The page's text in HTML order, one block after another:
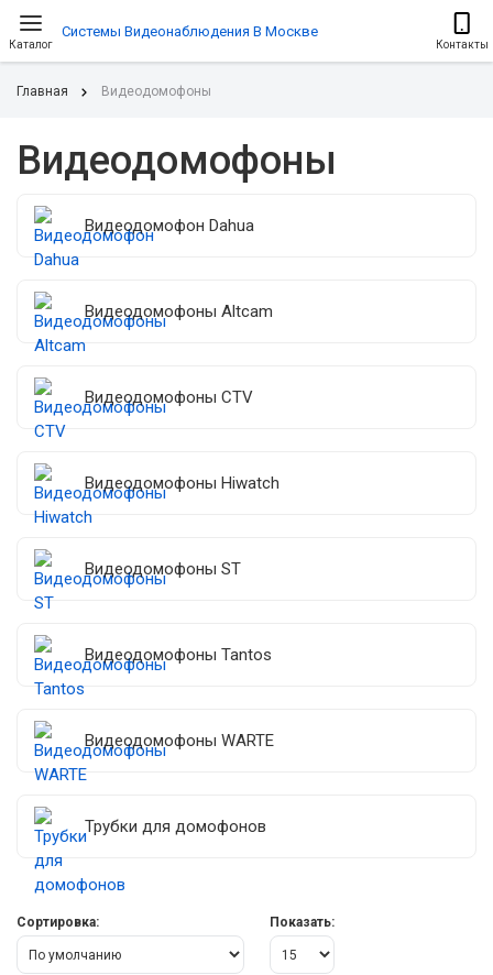
Каталог
Системы Видеонаблюдения В Москве
Контакты
Главная Видеодомофоны
Видеодомофоны
Видеодомофон Dahua
Видеодомофоны Altcam
Видеодомофоны CTV
Видеодомофоны Hiwatch
Видеодомофоны ST
Видеодомофоны Tantos
Видеодомофоны WARTE
Трубки для домофонов
Сортировка: Показать: